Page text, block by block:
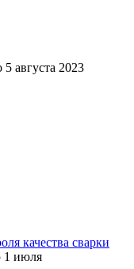
5 августа 2023
качества сварки
1 июля